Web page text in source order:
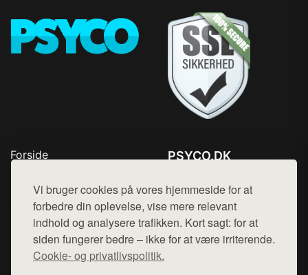
Vi bruger cookies på vores hjemmeside for at
forbedre din oplevelse, vise mere relevant
indhold og analysere trafikken. Kort sagt: for at
siden fungerer bedre – ikke for at være irriterende.
Cookie- og privatlivspolitik.
Forside
Top Rabatter
Kontakt
PSYCO.DK
Mail: hej@want.dk
Cookie- og privatlivspolitik